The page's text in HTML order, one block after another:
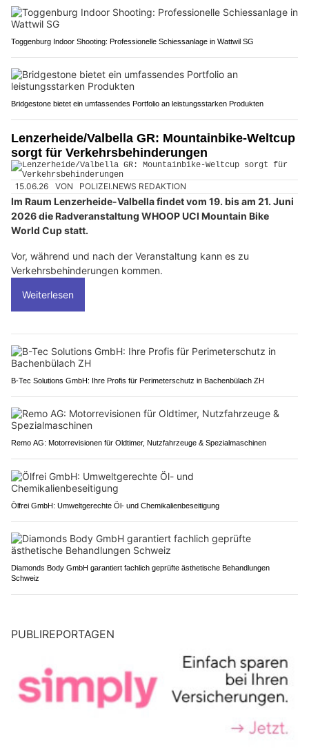
Toggenburg Indoor Shooting: Professionelle Schiessanlage in Wattwil SG
Bridgestone bietet ein umfassendes Portfolio an leistungsstarken Produkten
Lenzerheide/Valbella GR: Mountainbike-Weltcup
sorgt für Verkehrsbehinderungen
15.06.26 VON POLIZEI.NEWS REDAKTION
Im Raum Lenzerheide-Valbella findet vom 19. bis am 21. Juni
2026 die Radveranstaltung WHOOP UCI Mountain Bike
World Cup statt.
Vor, während und nach der Veranstaltung kann es zu
Verkehrsbehinderungen kommen.
Weiterlesen
B-Tec Solutions GmbH: Ihre Profis für Perimeterschutz in Bachenbülach ZH
Remo AG: Motorrevisionen für Oldtimer, Nutzfahrzeuge & Spezialmaschinen
Ölfrei GmbH: Umweltgerechte Öl- und Chemikalienbeseitigung
Diamonds Body GmbH garantiert fachlich geprüfte ästhetische Behandlungen
Schweiz
PUBLIREPORTAGEN